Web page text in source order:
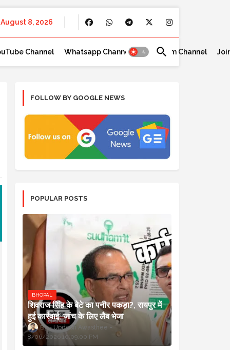
August 8, 2026
Channel Whatsapp Channel Telegram Channel
FOLLOW BY GOOGLE NEWS
POPULAR POSTS
BHOPAL
शिवराज सिंह के बेटे का पनीर पकड़ा?, रायपुर में
हुई कार्रवाई, जांच के लिए लैब भेजा
Updesh Awasthee
8/06/2026 10:09:00 PM